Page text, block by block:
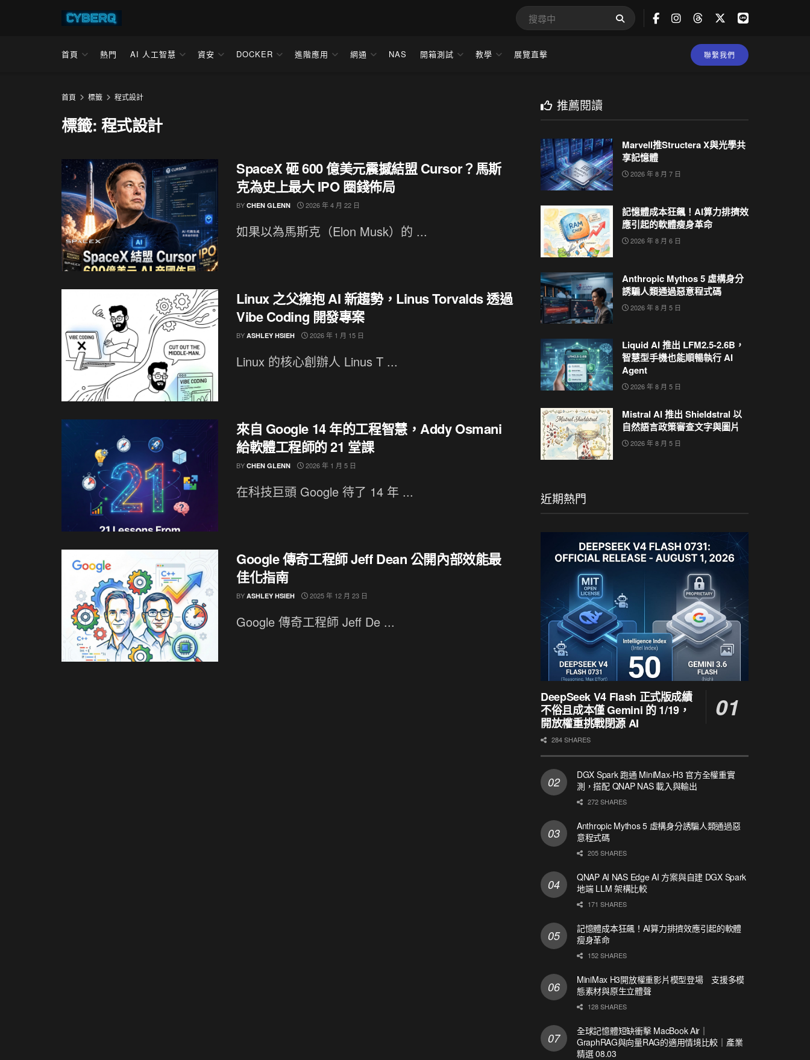
首頁 熱門 AI 人工智慧 資安 DOCKER 進階應用 網通 NAS 開箱測試 教學 展覽直擊 聯繫我們
首頁 標籤 程式設計
標籤: 程式設計
SpaceX 砸 600 億美元震撼結盟 Cursor？馬斯
克為史上最大 IPO 圈錢佈局
BY CHEN GLENN 2026 年 4 月 22 日
如果以為馬斯克（Elon Musk）的 ...
Linux 之父擁抱 AI 新趨勢，Linus Torvalds 透過
Vibe Coding 開發專案
BY ASHLEY HSIEH 2026 年 1 月 15 日
Linux 的核心創辦人 Linus T ...
來自 Google 14 年的工程智慧，Addy Osmani
給軟體工程師的 21 堂課
BY CHEN GLENN 2026 年 1 月 5 日
在科技巨頭 Google 待了 14 年 ...
Google 傳奇工程師 Jeff Dean 公開內部效能最
佳化指南
BY ASHLEY HSIEH 2025 年 12 月 23 日
Google 傳奇工程師 Jeff De ...
推薦閱讀
Marvell推Structera X與光學共
享記憶體
2026 年 8 月 7 日
記憶體成本狂飆！AI算力排擠效
應引起的軟體瘦身革命
2026 年 8 月 6 日
Anthropic Mythos 5 虛構身分
誘騙人類通過惡意程式碼
2026 年 8 月 5 日
Liquid AI 推出 LFM2.5-2.6B，
智慧型手機也能順暢執行 AI
Agent
2026 年 8 月 5 日
Mistral AI 推出 Shieldstral 以
自然語言政策審查文字與圖片
2026 年 8 月 5 日
近期熱門
DeepSeek V4 Flash 正式版成績
不俗且成本僅 Gemini 的 1/19，
開放權重挑戰閉源 AI
284 SHARES
DGX Spark 跑通 MiniMax-H3 官方全權重實
測，搭配 QNAP NAS 載入與輸出
272 SHARES
Anthropic Mythos 5 虛構身分誘騙人類通過惡
意程式碼
205 SHARES
QNAP AI NAS Edge AI 方案與自建 DGX Spark
地端 LLM 架構比較
171 SHARES
記憶體成本狂飆！AI算力排擠效應引起的軟體
瘦身革命
152 SHARES
MiniMax H3開放權重影片模型登場 支援多模
態素材與原生立體聲
128 SHARES
全球記憶體短缺衝擊 MacBook Air｜
GraphRAG與向量RAG的適用情境比較｜產業
精選 08.03